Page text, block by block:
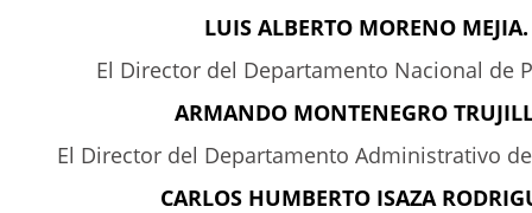
LUIS ALBERTO MORENO MEJIA.
El Director del Departamento Nacional de
ARMANDO MONTENEGRO
El Director del Departamento Administrativo
CARLOS HUMBERTO ISAZA